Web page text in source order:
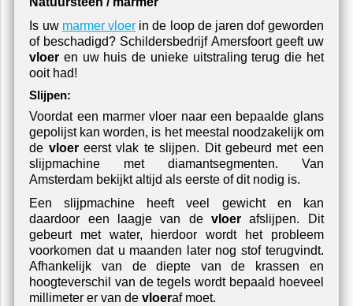
Is uw marmer vloer in de loop de jaren dof geworden
of beschadigd? Schildersbedrijf Amersfoort geeft uw
vloer en uw huis de unieke uitstraling terug die het
ooit had!
Slijpen:
Voordat een marmer vloer naar een bepaalde glans
gepolijst kan worden, is het meestal noodzakelijk om
de vloereerst vlak te slijpen. Dit gebeurd met een
slijpmachine met diamantsegmenten. Van
Amsterdam bekijkt altijd als eerste of dit nodig is.
Een slijpmachine heeft veel gewicht en kan
daardoor een laagje van de vloer afslijpen. Dit
gebeurt met water, hierdoor wordt het probleem
voorkomen dat u maanden later nog stof terugvindt.
Afhankelijk van de diepte van de krassen en
hoogteverschil van de tegels wordt bepaald hoeveel
millimeter er van devloeraf moet.